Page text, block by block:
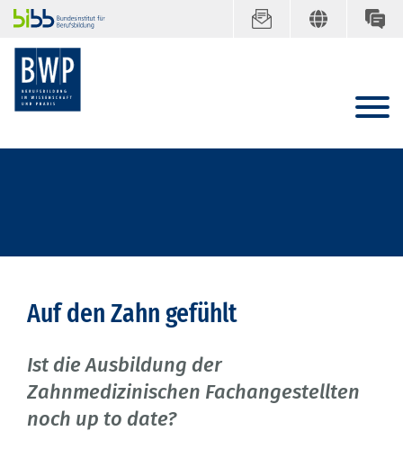
Auf den Zahn gefühlt
Ist die Ausbildung der
Zahnmedizinischen Fachangestellten
noch up to date?